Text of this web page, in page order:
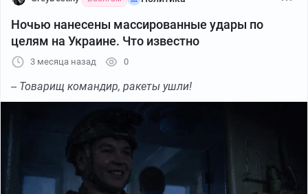
Украинские СМИ снова ударились в истерику. Повод –
российский удар по Сумам. Заголовки один краше
другого: «Русские ударили по детскому садику – дети
только пришли на занятия».
Ночью нанесены массированные удары по
целям на Украине. Что известно
3 месяца назад 0
-- Товарищ командир, ракеты ушли!